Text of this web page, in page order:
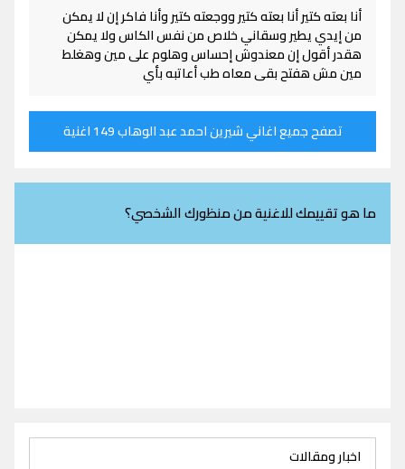
أنا بعته كتير أنا بعته كتير ووجعته كتير وأنا فاكر إن لا يمكن
من إيدي يطير وسقاني خلاص من نفس الكاس ولا يمكن
هقدر أقول إن معندوش إحساس وهلوم على مين وهغلط
مين مش هفتح بقى معاه طب أعاتبه بأي
تصفح جميع اغاني شيرين احمد عبد الوهاب 149 اغنية
ما هو تقييمك للاغنية من منظورك الشخصي؟
اخبار ومقالات